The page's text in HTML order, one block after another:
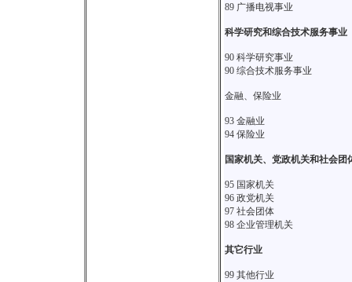
89 广播电视事业
科学研究和综合技术服务事业
90 科学研究事业
90 综合技术服务事业
金融、保险业
93 金融业
94 保险业
国家机关、党政机关和社会团
95 国家机关
96 政党机关
97 社会团体
98 企业管理机关
其它行业
99 其他行业